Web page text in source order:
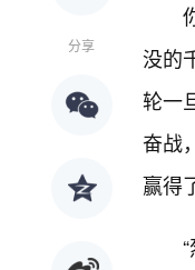
分享
没的
轮一
奋战
赢得